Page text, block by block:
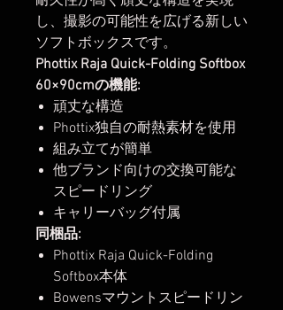
し、撮影の可能性を広げる新しい
ソフトボックスです。
Phottix Raja Quick-Folding Softbox
60×90cmの機能:
頑丈な構造
Phottix独自の耐熱素材を使用
組み立てが簡単
他ブランド向けの交換可能な
スピードリング
キャリーバッグ付属
同梱品:
Phottix Raja Quick-Folding
Softbox本体
Bowensマウントスピードリン